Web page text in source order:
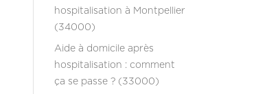
hospitalisation à Montpellier
(34000)
Aide à domicile après
hospitalisation : comment
ça se passe ? (33000)